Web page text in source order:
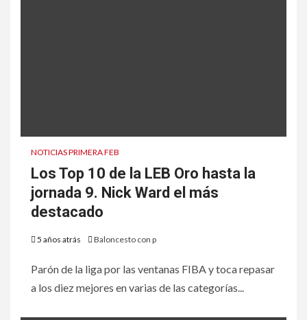
NOTICIAS PRIMERA FEB
Los Top 10 de la LEB Oro hasta la
jornada 9. Nick Ward el más
destacado
5 años atrás Baloncesto con p
Parón de la liga por las ventanas FIBA y toca repasar
a los diez mejores en varias de las categorías...